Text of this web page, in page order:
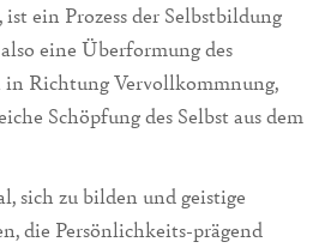
ein Prozess der Selbstbildung
eine Überformung des
Richtung Vervollkommnung,
Schöpfung des Selbst aus dem
sich zu bilden und geistige
die Persönlichkeits-prägend